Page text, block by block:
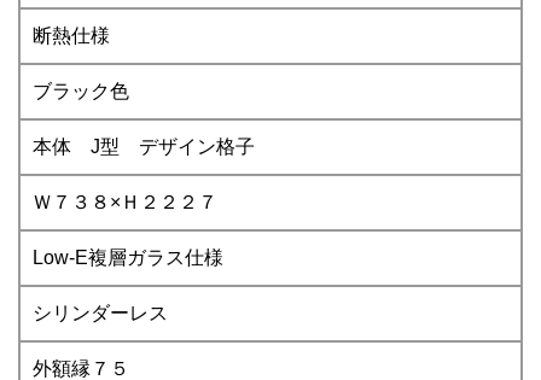
断熱仕様
ブラック色
本体 J型 デザイン格子
Ｗ７３８×Ｈ２２２７
Low-E複層ガラス仕様
シリンダーレス
外額縁７５